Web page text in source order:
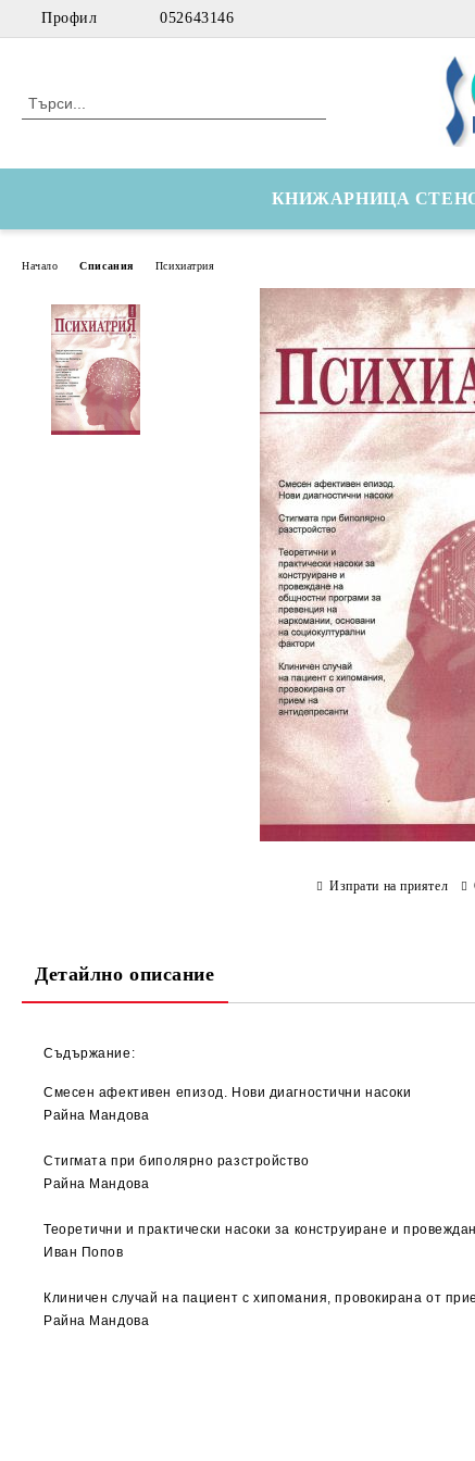
Профил 052643146
КНИЖАРНИЦА
Начало Списания Психиатрия
Изпрати на приятел
Детайлно описание
Съдържание:
Смесен афективен епизод. Нови диагностични насоки
Райна Мандова
Стигмата при биполярно разстройство
Райна Мандова
Теоретични и практически насоки за конструиране и
Иван Попов
Клиничен случай на пациент с хипомания, провокирана от
Райна Мандова